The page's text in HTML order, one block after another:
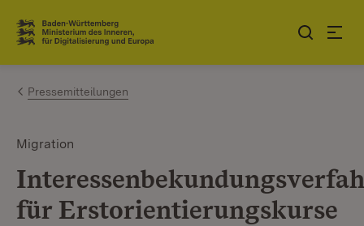
Zum Inhalt springen
Link zur Startseite
Pressemitteilungen
Migration
für Erstorientierungskurse